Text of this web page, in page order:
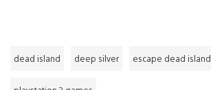
dead island deep silver escape dead island